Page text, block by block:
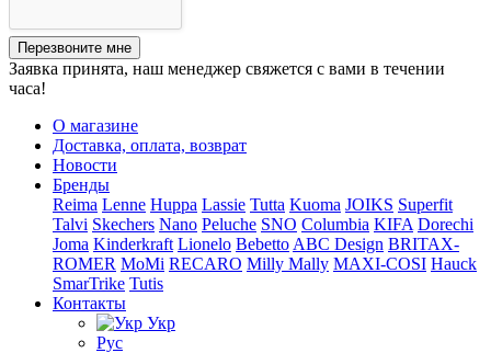
Перезвоните мне
Заявка принята, наш менеджер свяжется с вами в течении
часа!
О магазине
Доставка, оплата, возврат
Новости
Бренды
Reima Lenne Huppa Lassie Tutta Kuoma JOIKS Superfit
Talvi Skechers Nano Peluche SNO Columbia KIFA Dorechi
Joma Kinderkraft Lionelo Bebetto ABC Design BRITAX-
ROMER MoMi RECARO Milly Mally MAXI-COSI Hauck
SmarTrike Tutis
Контакты
Укр
Рус